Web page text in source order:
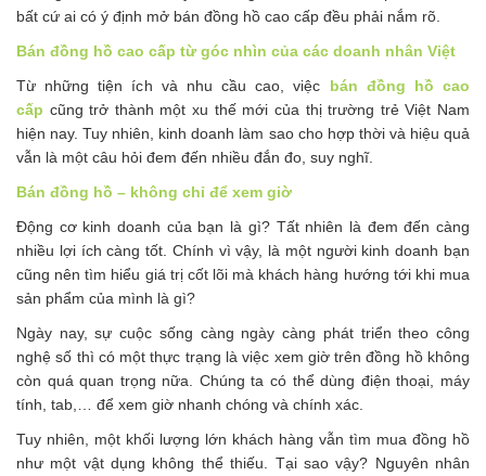
bất cứ ai có ý định mở bán đồng hồ cao cấp đều phải nắm rõ.
Bán đồng hồ cao cấp từ góc nhìn của các doanh nhân Việt
Từ những tiện ích và nhu cầu cao, việc bán đồng hồ cao
cấp cũng trở thành một xu thế mới của thị trường trẻ Việt Nam
hiện nay. Tuy nhiên, kinh doanh làm sao cho hợp thời và hiệu quả
vẫn là một câu hỏi đem đến nhiều đắn đo, suy nghĩ.
Bán đồng hồ – không chỉ để xem giờ
Động cơ kinh doanh của bạn là gì? Tất nhiên là đem đến càng
nhiều lợi ích càng tốt. Chính vì vậy, là một người kinh doanh bạn
cũng nên tìm hiểu giá trị cốt lõi mà khách hàng hướng tới khi mua
sản phẩm của mình là gì?
Ngày nay, sự cuộc sống càng ngày càng phát triển theo công
nghệ số thì có một thực trạng là việc xem giờ trên đồng hồ không
còn quá quan trọng nữa. Chúng ta có thể dùng điện thoại, máy
tính, tab,… để xem giờ nhanh chóng và chính xác.
Tuy nhiên, một khối lượng lớn khách hàng vẫn tìm mua đồng hồ
như một vật dụng không thể thiếu. Tại sao vậy? Nguyên nhân